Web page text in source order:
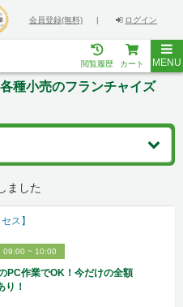
会員登録(無料) | ログイン
閲覧履歴 カート MENU
種小売のフランチャイズ
ました
ス】
09:00 ~ 10:00
PC作業でOK！今だけの全額
り！